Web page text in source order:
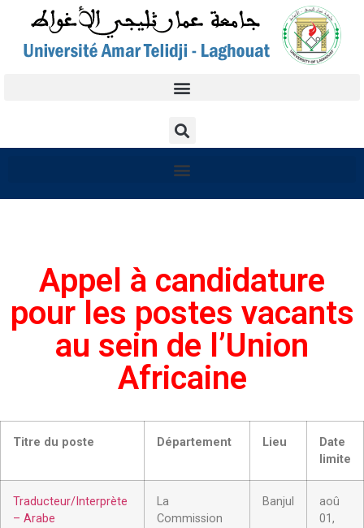
Appel à candidature
pour les postes vacants
au sein de l’Union
Africaine
Titre du poste Département Lieu
Date
limite
Traducteur/Interprète
– Arabe
La
Commission
Banjul
aoû
01,